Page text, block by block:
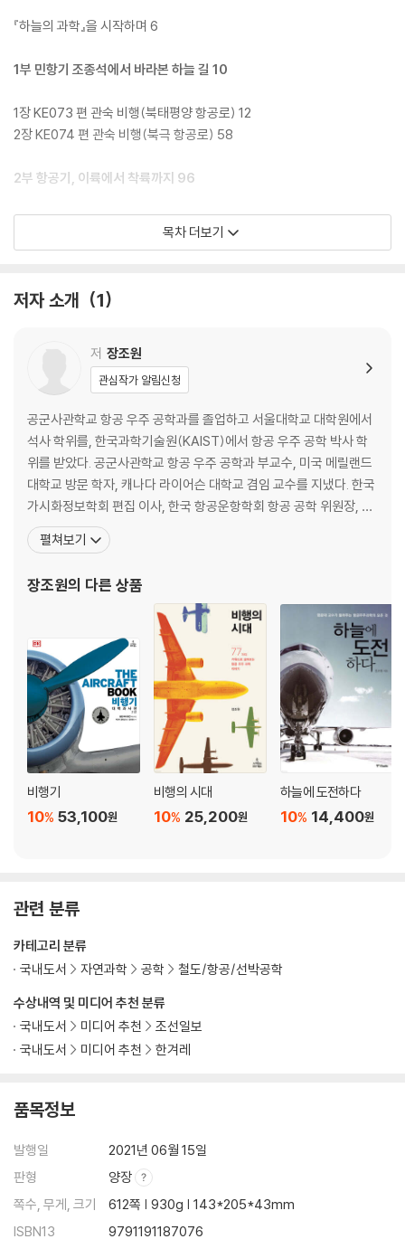
누릴 수 있을 것이다.
『하늘의 과학』을 시작하며 6
1부 민항기 조종석에서 바라본 하늘 길 10
1장 KE073 편 관숙 비행(북태평양 항공로) 12
2장 KE074 편 관숙 비행(북극 항공로) 58
2부 항공기, 이륙에서 착륙까지 96
3장 이륙과 상승 비행 98
4장 순항 비행과 뉴턴의 운동 제2법칙 146
7장 항공기 안정성과 무게 중심 260
8장 항공기 크기와 기하학 290
9장 항공기 소음과 로그 함수 302
10장 측풍 착륙과 벡터 324
4부 발전하는 항공기 속 첨단 과학 348
11장 착륙 장치와 삼각 함수 350
12장 자동 조종 장치와 선형 대수 378
14장 항공기 투발 핵무기와 확률 450
5부. 항공 과학, 하늘을 넘어 우주로 494
15장. 우주 개발과 로켓 추진 원리 496
16장. 인공 위성과 원추 곡선 514
17장. 태양계와 각운동량 보존 법칙 540
18장. 우주 탐사와 우주 생명체 교신 564
참고 문헌 592
도판 저작권 596
찾아보기 599
목차 더보기
저자 소개 1
저 장조원
관심작가 알림신청
공군사관학교 항공 우주 공학과를 졸업하고 서울대학교 대학원에서
석사 학위를, 한국과학기술원(KAIST)에서 항공 우주 공학 박사 학
위를 받았다. 공군사관학교 항공 우주 공학과 부교수, 미국 메릴랜드
대학교 방문 학자, 캐나다 라이어슨 대학교 겸임 교수를 지냈다. 한국
가시화정보학회 편집 이사, 한국 항공운항학회 항공 공학 위원장, 한
국항공우주산학위원회 공력 해석 및 설계 분과 위원장, 대한민국공
군발전협회 연구 위원 등으로 활동 중이다. 한국항공우주학회 학술
다수의 상을 수상했다. 저서로는 항공 우주 과학에 대해 쉽
펼쳐보기
장조원의 다른 상품
비행기
53,100원
10%
비행의 시대
25,200원
10%
하늘에 도전하다
14,400원
10%
관련 분류
수상내역 및 미디어 추천 분류
국내도서
미디어 추천
조선일보
국내도서
미디어 추천 한겨레
카테고리 분류
국내도서
자연과학 공학 철도/항공/선박공학
품목정보
발행일
2021년 06월 15일
판형
양장
쪽수, 무게, 크기
612쪽 | 930g | 143*205*43mm
ISBN13
9791191187076